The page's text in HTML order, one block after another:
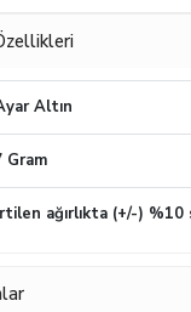
Altın
Gram
ağırlıkta (+/-)